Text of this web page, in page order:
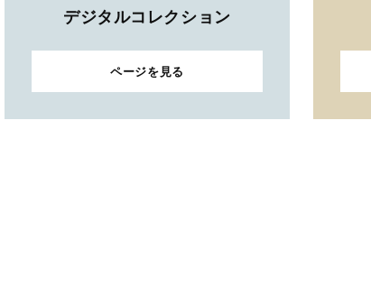
デジタルコレクション
ページを見る